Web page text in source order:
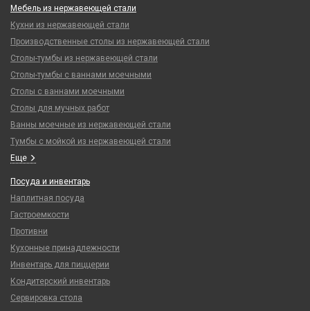
Мебель из нержавеющей стали
Кухни из нержавеющей стали
Производственные столы из нержавеющей стали
Столы-тумбы из нержавеющей стали
Столы-тумбы с ваннами моечными
Столы с ваннами моечными
Столы для мучных работ
Ванны моечные из нержавеющей стали
Тумбы с мойкой из нержавеющей стали
Еще
Посуда и инвентарь
Наплитная посуда
Гастроемкости
Противни
Кухонные принадлежности
Инвентарь для пиццерии
Кондитерский инвентарь
Сервировка стола